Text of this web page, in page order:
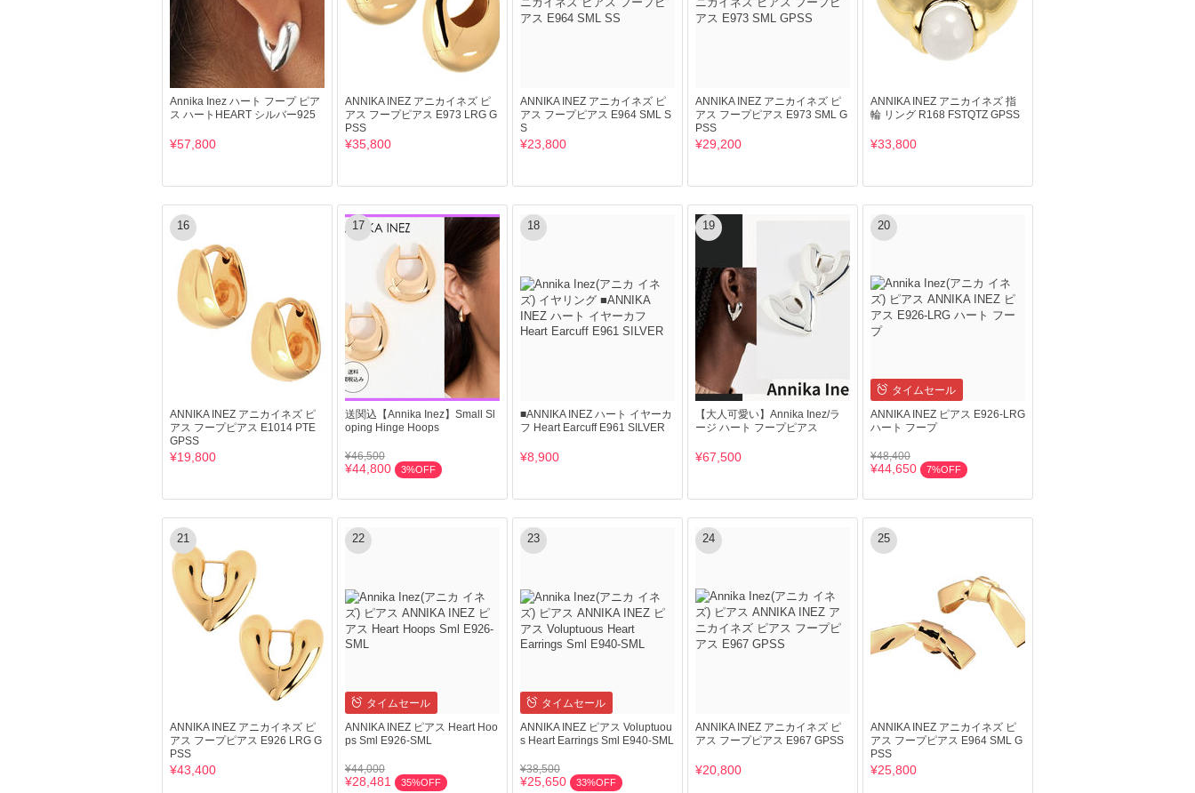
Annika Inez ハート フープ ピア
ス ハートHEART シルバー925
¥57,800
ANNIKA INEZ アニカイネズ ピ
アス フープピアス E973 LRG G
PSS
¥35,800
ANNIKA INEZ アニカイネズ ピ
アス フープピアス E964 SML S
S
¥23,800
ANNIKA INEZ アニカイネズ ピ
アス フープピアス E973 SML G
PSS
¥29,200
ANNIKA INEZ アニカイネズ 指
輪 リング R168 FSTQTZ GPSS
¥33,800
16
ANNIKA INEZ アニカイネズ ピ
アス フープピアス E1014 PTE
GPSS
¥19,800
17
送関込【Annika Inez】Small Sl
oping Hinge Hoops
¥46,500
¥44,800 3%OFF
18
■ANNIKA INEZ ハート イヤーカ
フ Heart Earcuff E961 SILVER
¥8,900
19
【大人可愛い】Annika Inez/ラ
ージ ハート フープピアス
¥67,500
20
タイムセール
ANNIKA INEZ ピアス E926-LRG
ハート フープ
¥48,400
¥44,650 7%OFF
21
ANNIKA INEZ アニカイネズ ピ
アス フープピアス E926 LRG G
PSS
¥43,400
22
タイムセール
ANNIKA INEZ ピアス Heart Hoo
ps Sml E926-SML
¥44,000
¥28,481 35%OFF
23
タイムセール
ANNIKA INEZ ピアス Voluptuou
s Heart Earrings Sml E940-SML
¥38,500
¥25,650 33%OFF
24
ANNIKA INEZ アニカイネズ ピ
アス フープピアス E967 GPSS
¥20,800
25
ANNIKA INEZ アニカイネズ ピ
アス フープピアス E964 SML G
PSS
¥25,800